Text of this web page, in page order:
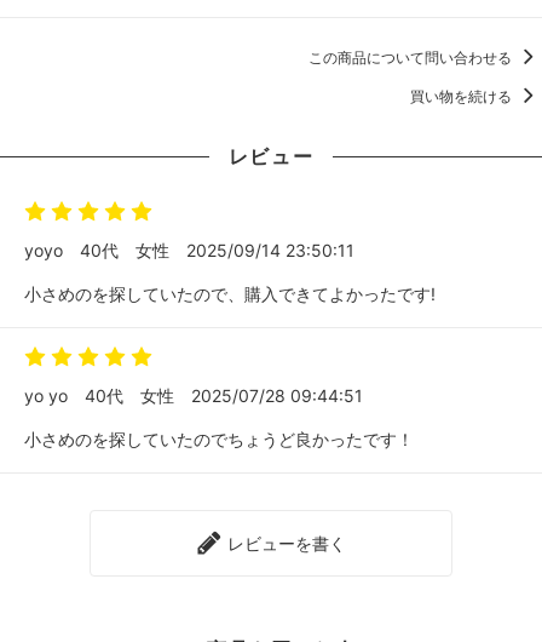
この商品について問い合わせる
買い物を続ける
レビュー
yoyo 40代 女性 2025/09/14 23:50:11
小さめのを探していたので、購入できてよかったです!
yo yo 40代 女性 2025/07/28 09:44:51
小さめのを探していたのでちょうど良かったです！
レビューを書く